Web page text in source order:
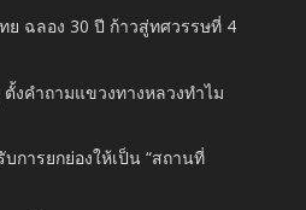
ทย ฉลอง 30 ปี ก้าวสู่ทศวรรษที่ 4
งคำถามแขวงทางหลวงทำไม
การยกย่องให้เป็น “สถานที่